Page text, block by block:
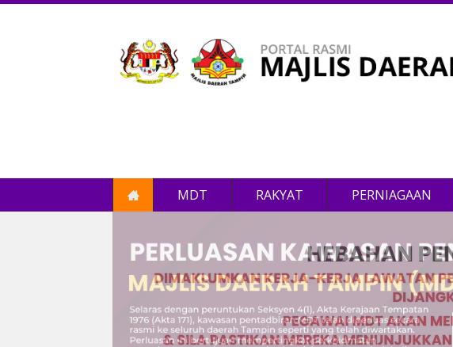
MDT RAKYAT PERNIAGAAN